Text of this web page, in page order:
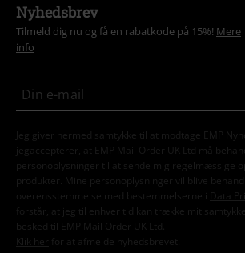
Nyhedsbrev
Tilmeld dig nu og få en rabatkode på 15%! Mere
info
Jeg giver hermed samtykke til at modtage EMP
jegaccepterer, at EMP Mail Order UK Ltd må
personoplysninger til at sende mig regelmæssige
produkter. Mine personoplysninger vil blive
overensstemmelse med bestemmelserne i
Data
forstår, at jeg til enhver tid kan trække mit
besked til EMP Mail Order UK Ltd.
Klik her
for at afmelde nyhedsbrevet.